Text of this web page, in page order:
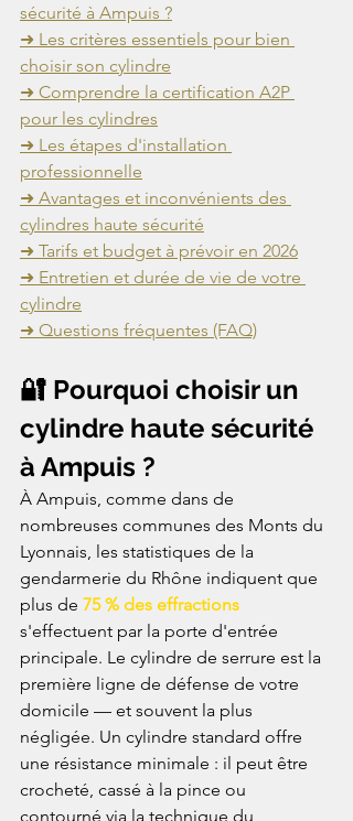
sécurité à Ampuis ?
➜ Les critères essentiels pour bien
choisir son cylindre
➜ Comprendre la certification A2P
pour les cylindres
➜ Les étapes d'installation
professionnelle
➜ Avantages et inconvénients des
cylindres haute sécurité
➜ Tarifs et budget à prévoir en 2026
➜ Entretien et durée de vie de votre
cylindre
➜ Questions fréquentes (FAQ)
🔐 Pourquoi choisir un
cylindre haute sécurité
à Ampuis ?
À Ampuis, comme dans de
nombreuses communes des Monts du
Lyonnais, les statistiques de la
gendarmerie du Rhône indiquent que
plus de 75 % des effractions
s'effectuent par la porte d'entrée
principale. Le cylindre de serrure est la
première ligne de défense de votre
domicile — et souvent la plus
négligée. Un cylindre standard offre
une résistance minimale : il peut être
crocheté, cassé à la pince ou
contourné via la technique du